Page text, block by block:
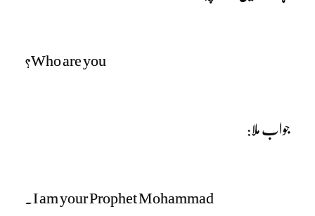
Who are you?
جواب ملا:
I am your Prophet Mohammad.